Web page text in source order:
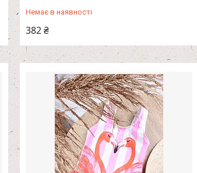
Немає в наявності
382 ₴